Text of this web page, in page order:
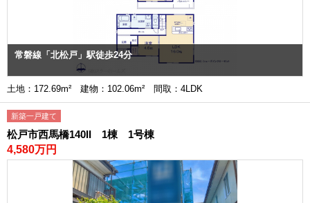
常磐線「北松戸」駅徒歩24分
土地：172.69m² 建物：102.06m² 間取：4LDK
新築一戸建て
松戸市西馬橋140II 1棟 1号棟
4,580万円